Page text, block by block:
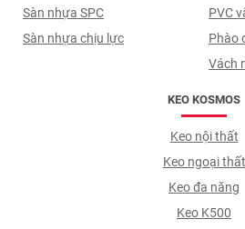
PVC
Phào
Vách
Sàn nhựa SPC
Sàn nhựa chịu lực
KEO KOSMOS
Keo nội thất
Keo ngoại thất
Keo đa năng
Keo K500